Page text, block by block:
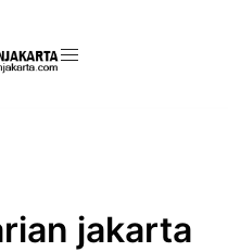
jakarta